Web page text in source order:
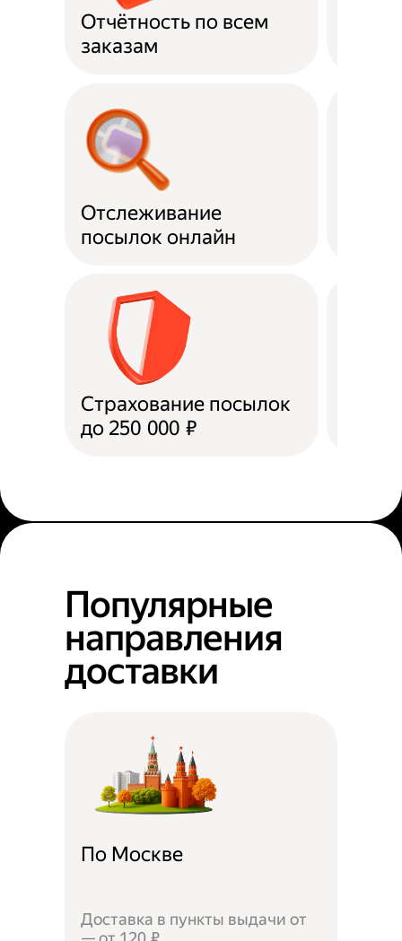
Отчётность по всем
заказам
Отслеживание
посылок онлайн
Страхование посылок
до 250 000 ₽
Популярные
направления
доставки
По Москве
Доставка в пункты выдачи от